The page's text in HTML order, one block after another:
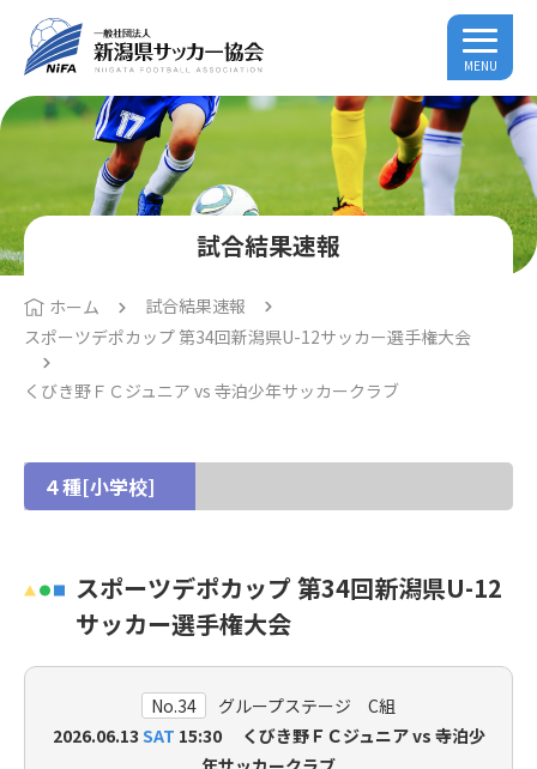
MENU
試合結果速報
ホーム
試合結果速報
スポーツデポカップ 第34回新潟県U-12サッカー選手権大会
くびき野ＦＣジュニア vs 寺泊少年サッカークラブ
４種[小学校]
スポーツデポカップ 第34回新潟県U-12
サッカー選手権大会
No.34
グループステージ C組
2026.06.13 SAT 15:30 くびき野ＦＣジュニア vs 寺泊少